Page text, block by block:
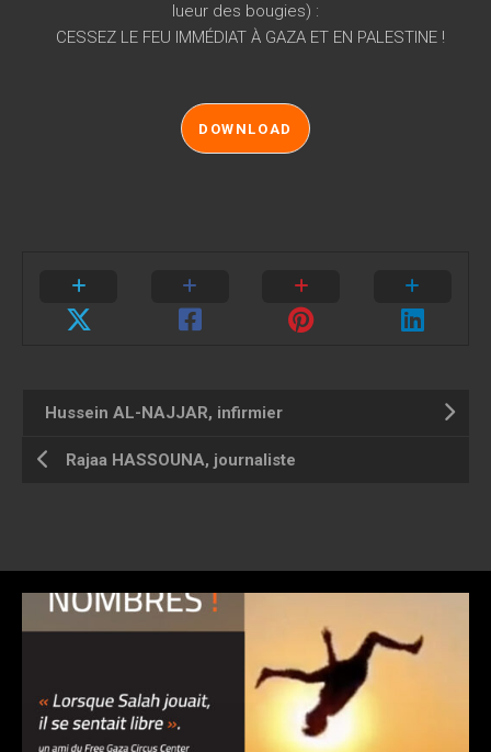
lueur des bougies) :
CESSEZ LE FEU IMMÉDIAT À GAZA ET EN PALESTINE !
DOWNLOAD
Hussein AL-NAJJAR, infirmier
Rajaa HASSOUNA, journaliste